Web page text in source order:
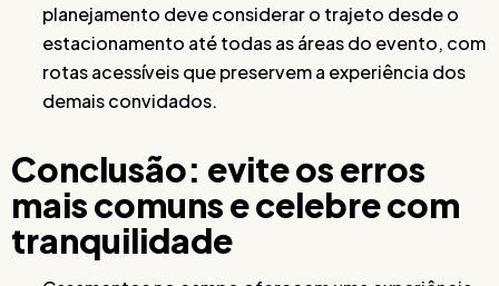
planejamento deve considerar o trajeto desde o
estacionamento até todas as áreas do evento, com
rotas acessíveis que preservem a experiência dos
demais convidados.
Conclusão: evite os erros
mais comuns e celebre com
tranquilidade